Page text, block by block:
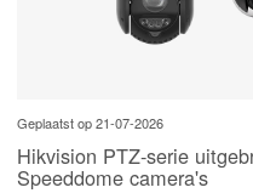
Geplaatst op 21-07-2026
Hikvision PTZ-serie
Speeddome camera's